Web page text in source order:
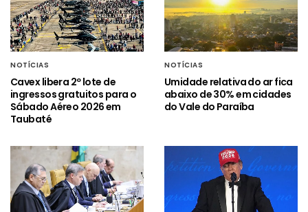
NOTÍCIAS
Cavex libera 2º lote de
ingressos gratuitos para o
Sábado Aéreo 2026 em
Taubaté
NOTÍCIAS
Umidade relativa do ar fica
abaixo de 30% em cidades
do Vale do Paraíba